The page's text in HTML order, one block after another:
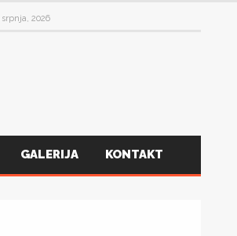
27 srpnja, 2026
GALERIJA KONTAKT